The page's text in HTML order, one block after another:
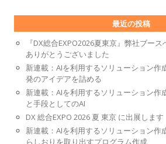
最近の投稿
『DX総合EXPO2026夏東京』弊社ブー
ありがとうございました
新連載：AIを利用するソリューション作
発のアイデアを詰める
新連載：AIを利用するソリューション作
と手段としてのAI
DX 総合EXPO 2026 夏 東京 に出展します
新連載：AIを利用するソリューション作
らしおりを取り出すプログラム作成